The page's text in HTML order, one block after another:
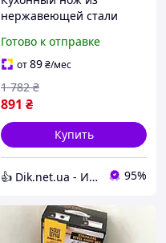
нержавеющей стали
острых ножей для кухни,
Набор ножей бытовой GZ-
39
Готово к отправке
от89₴/мес
891 ₴
1 782 ₴
Купить
👍 Dik.net.ua - Интернет магазин 95%